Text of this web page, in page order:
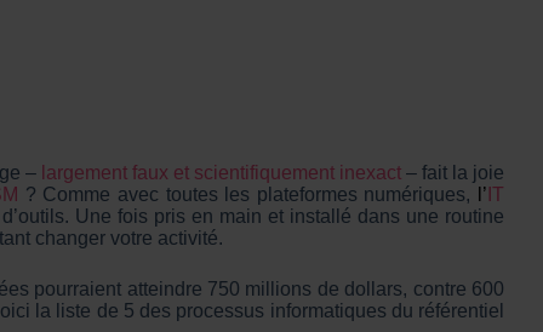
– largement faux et scientifiquement inexact – fait la joie
? Comme avec toutes les plateformes numériques, l’ IT
Une fois pris en main et installé dans une routine
changer votre activité.
pourraient atteindre 750 millions de dollars, contre 600
la liste de 5 des processus informatiques du référentiel